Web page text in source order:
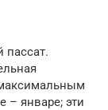
пассат.
– январе; эти